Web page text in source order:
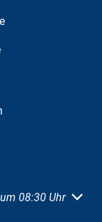
08:30 Uhr